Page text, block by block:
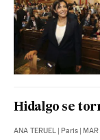
Hidalgo se
ANA TERUEL | Paris |